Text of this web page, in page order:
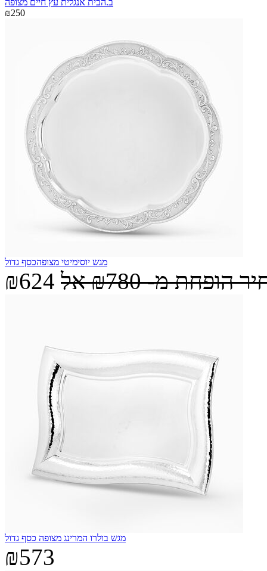
ב.הבית אנגלית עץ חיים מצופה
₪250
מגש יוסימיטי מצופהכסף גדול
₪624 הופחת מ-₪780 אל
מגש בולרו המרינג מצופה כסף גדול
₪573